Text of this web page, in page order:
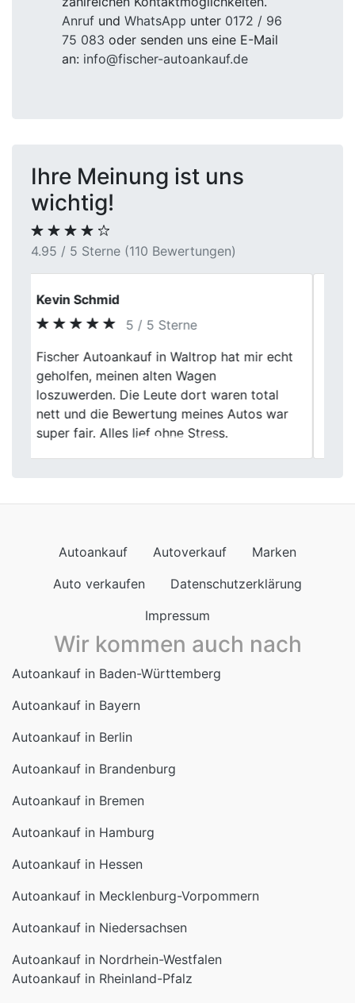
Anruf und WhatsApp unter 0172 / 96
75 083 oder senden uns eine E-Mail
an: info@fischer-autoankauf.de
Ihre Meinung ist uns
wichtig!
4.95 / 5 Sterne (110 Bewertungen)
Julia H.
5 / 5 Sterne
Fischer Autoankauf hat meinen alten
Wagen zu einem fairen Preis gekauft. Die
Bewertung erfolgte schnell und
professionell, und die Abholung war
problemlos. Sehr empfehlenswert!
Previous
Autoankauf Autoverkauf
Marken
Auto verkaufen
Datenschutzerklärung
Impressum
Wir kommen auch nach
Autoankauf in Baden-Württemberg
Autoankauf in Bayern
Autoankauf in Berlin
Autoankauf in Brandenburg
Autoankauf in Bremen
Autoankauf in Hamburg
Autoankauf in Hessen
Autoankauf in Mecklenburg-Vorpommern
Autoankauf in Niedersachsen
Autoankauf in Nordrhein-Westfalen
Autoankauf in Rheinland-Pfalz